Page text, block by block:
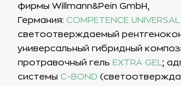
фирмы Willmann&Pein GmbH,
Германия: COMPETENCE UNIVERSAL
светоотверждаемый
универсальный гибридный
протравочный гель EXTRA GEL;
системы C-BOND